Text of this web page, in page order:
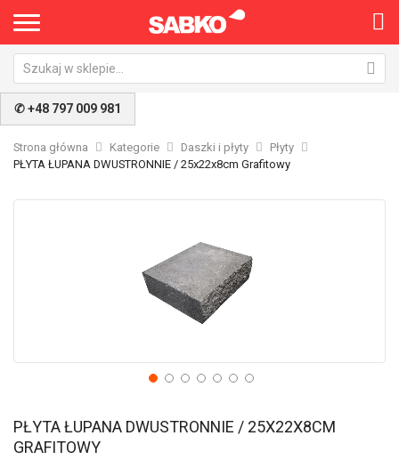
✆ +48 797 009 981
Strona główna Kategorie Daszki i płyty
Płyty
PŁYTA ŁUPANA DWUSTRONNIE / 25x22x8cm Grafitowy
PŁYTA ŁUPANA DWUSTRONNIE / 25X22X8CM
GRAFITOWY